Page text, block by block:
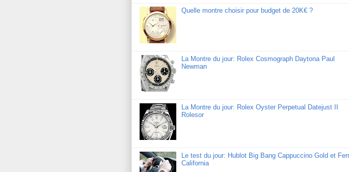
Quelle montre choisir pour budget de 20K€ ?
La Montre du jour: Rolex Cosmograph Daytona Paul
Newman
La Montre du jour: Rolex Oyster Perpetual Datejust II
Rolesor
Le test du jour: Hublot Big Bang Cappuccino Gold et
California